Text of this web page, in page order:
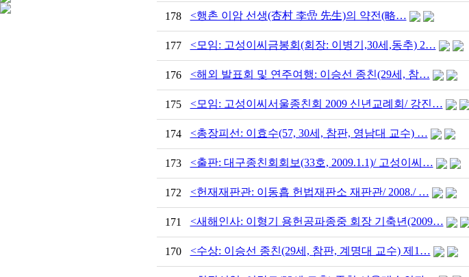
178 <행촌 이암 선생(杏村 李嵒 先生)의 약전(略…
177 <모임: 고성이씨금봉회(회장: 이병기,30세,동추) 2…
176 <해외 발표회 및 연주여행: 이승선 종친(29세, 참…
175 <모임: 고성이씨서울종친회 2009 신년교례회/ 강진…
174 <총장피선: 이효수(57, 30세, 참판, 영남대 교수) …
173 <출판: 대구종친회회보(33호, 2009.1.1)/ 고성이씨…
172 <헌재재판관: 이동흡 헌법재판소 재판관/ 2008./ …
171 <새해인사: 이형기 용헌공파종중 회장 기축년(2009…
170 <수상: 이승선 종친(29세, 참판, 계명대 교수) 제1…